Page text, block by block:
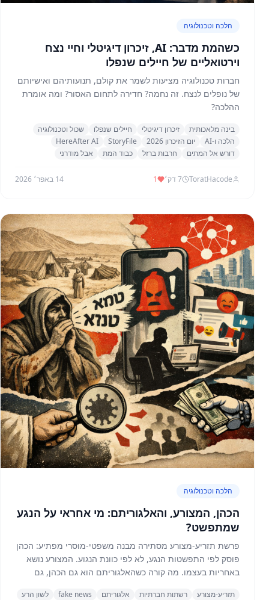
הלכה וטכנולוגיה
כשהמת מדבר: AI, זיכרון דיגיטלי וחיי נצח
וירטואליים של חיילים שנפלו
חברות טכנולוגיה מציעות לשמר את קולם, תנועותיהם ואישיותם
של נופלים לנצח. זה נחמה? חדירה לתחום האסור? ומה אומרת
ההלכה?
בינה מלאכותית זיכרון דיגיטלי חיילים שנפלו
שכול וטכנולוגיה
הלכה ו-AI
יום הזיכרון 2026 StoryFile
HereAfter AI
דורש אל המתים
חרבות ברזל כבוד המת אבל מודרני
ToratHacode
7דק׳ 1 14 באפר׳ 2026
הלכה וטכנולוגיה
הכהן, המצורע, והאלגוריתם: מי אחראי על הנגע
שמתפשט?
פרשת תזריע-מצורע מסתירה מבנה משפטי-מוסרי מפתיע: הכהן
פוסק לפי התפשטות הנגע, לא לפי כוונת הנגוע. המצורע נושא
באחריות בעצמו. מה קורה כשהאלגוריתם הוא גם הכהן, גם
תזריע-מצורע רשתות חברתיות אלגוריתם fake news
לשון הרע